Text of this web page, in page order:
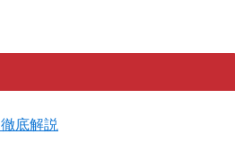
底解説